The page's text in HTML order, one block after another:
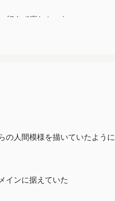
きで楽しかった
の人間模様を描いていたように
インに据えていた